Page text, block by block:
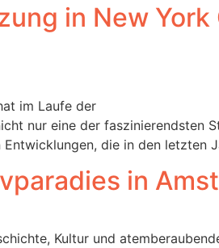
in New
im Laufe der
nur eine der faszinierendsten
die in den letzten
in
Kultur und